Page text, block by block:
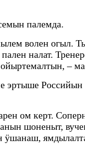
палемда.
волен огыл.
налат.
–
эртыше
ом керт.
шоненыт,